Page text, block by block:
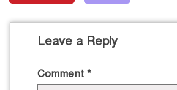
Leave a Reply
Comment *